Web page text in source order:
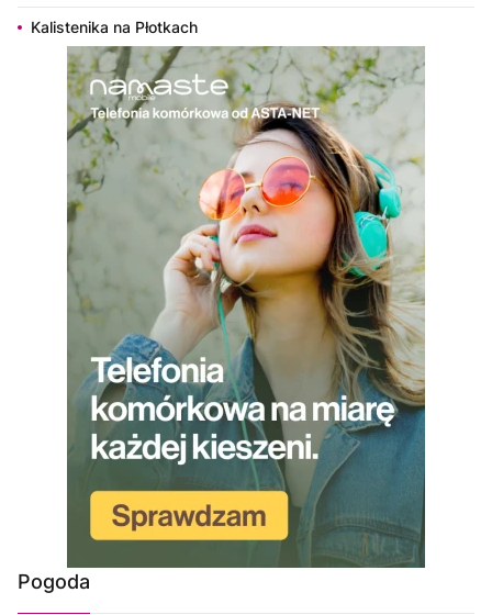
Kalistenika na Płotkach
Pogoda